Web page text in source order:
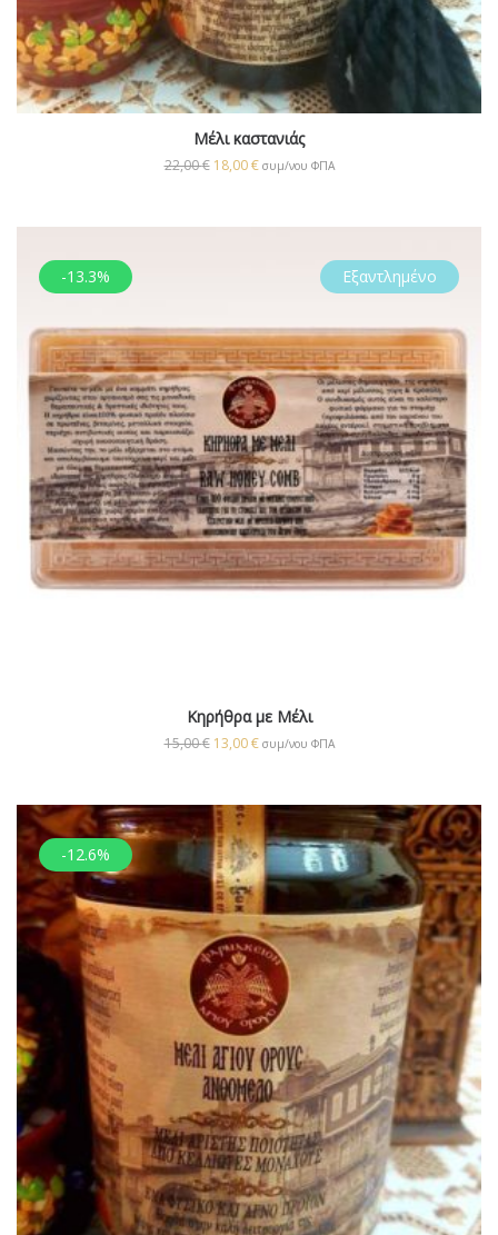
Μέλι καστανιάς
22,00€ 18,00€ συμ/νου ΦΠΑ
-13.3% Εξαντλημένο
Kηρήθρα με Μέλι
15,00€ 13,00€ συμ/νου ΦΠΑ
-12.6%